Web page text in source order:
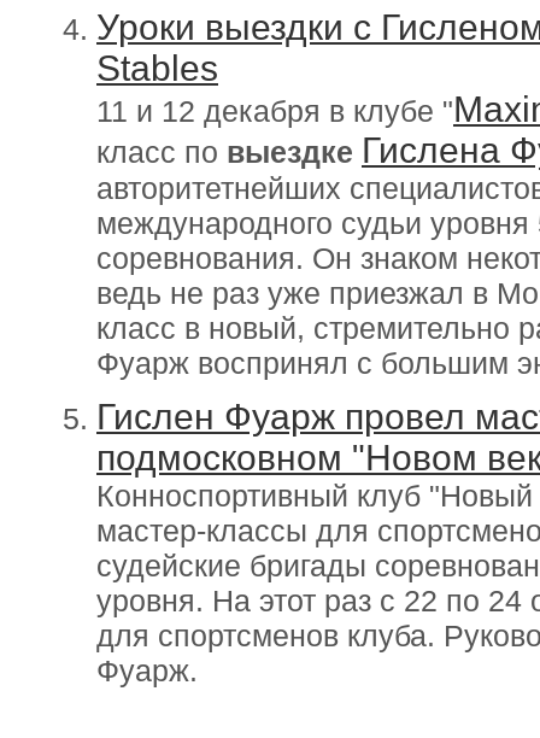
Уроки выездки с
Stables
11 и 12 декабря в клубе "
класс по выездке Гислена
авторитетнейших
международного судьи
соревнования. Он знаком
ведь не раз уже приезжал в
класс в новый, стремительно
Фуарж воспринял с большим
Гислен Фуарж провел
подмосковном "Новом
Конноспортивный клуб
мастер-классы для
судейские бригады
уровня. На этот раз с 22 по
для спортсменов клуба.
Фуарж.